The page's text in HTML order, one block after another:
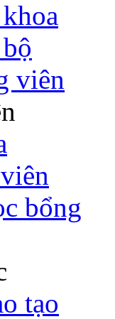
viên
bổng
tạo